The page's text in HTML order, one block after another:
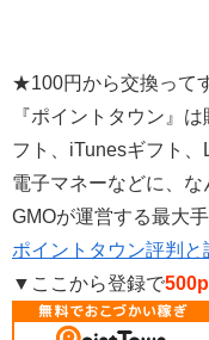
★100円から交換って
『ポイントタウン』
フト、iTunesギフト
電子マネーなどに、
GMOが運営する最大
ポイントタウン評判
▼ここから登録で